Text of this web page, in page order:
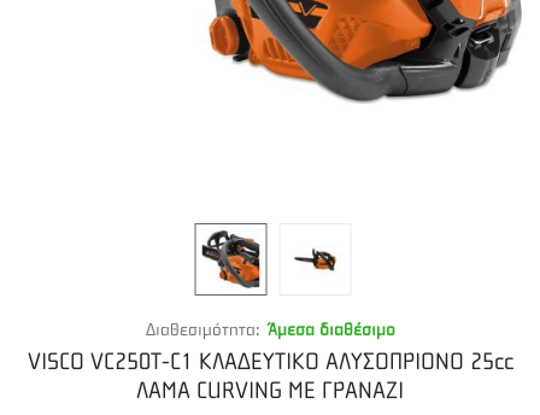
Διαθεσιμότητα: Άμεσα διαθέσιμο
VISCO VC250T-C1 ΚΛΑΔΕΥΤΙΚΟ ΑΛΥΣΟΠΡΙΟΝΟ 25cc
ΛΑΜΑ CURVING ΜΕ ΓΡΑΝΑΖΙ